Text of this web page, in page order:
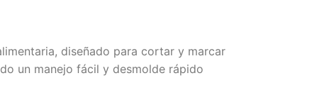
diseñado para cortar y marcar
un manejo fácil y desmolde rápido